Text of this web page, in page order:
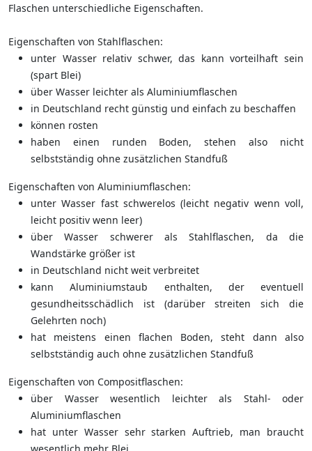
Flaschen unterschiedliche Eigenschaften.
Eigenschaften von Stahlflaschen:
unter Wasser relativ schwer, das kann vorteilhaft sein
(spart Blei)
über Wasser leichter als Aluminiumflaschen
in Deutschland recht günstig und einfach zu beschaffen
können rosten
haben einen runden Boden, stehen also nicht
selbstständig ohne zusätzlichen Standfuß
Eigenschaften von Aluminiumflaschen:
unter Wasser fast schwerelos (leicht negativ wenn voll,
leicht positiv wenn leer)
über Wasser schwerer als Stahlflaschen, da die
Wandstärke größer ist
in Deutschland nicht weit verbreitet
kann Aluminiumstaub enthalten, der eventuell
gesundheitsschädlich ist (darüber streiten sich die
Gelehrten noch)
hat meistens einen flachen Boden, steht dann also
selbstständig auch ohne zusätzlichen Standfuß
Eigenschaften von Compositflaschen:
über Wasser wesentlich leichter als Stahl- oder
Aluminiumflaschen
hat unter Wasser sehr starken Auftrieb, man braucht